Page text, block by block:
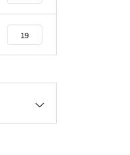
19